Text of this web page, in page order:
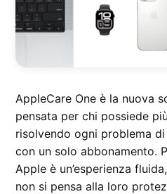
AppleCare One è la nuova
pensata per chi possiede
risolvendo ogni problema
con un solo abbonamento.
Apple è un’esperienza
non si pensa alla loro